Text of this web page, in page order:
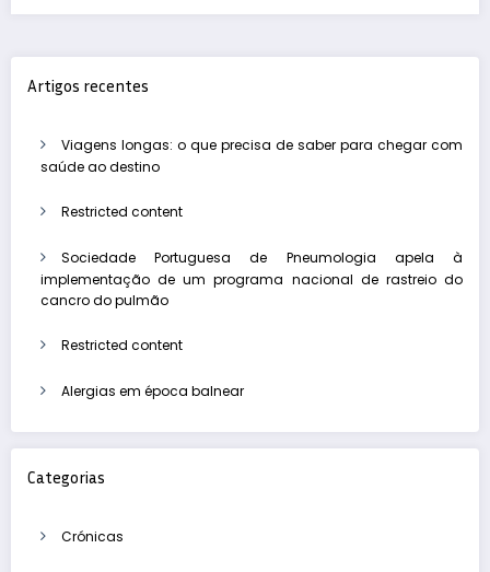
Artigos recentes
Viagens longas: o que precisa de saber para chegar com
saúde ao destino
Restricted content
Sociedade Portuguesa de Pneumologia apela à
implementação de um programa nacional de rastreio do
cancro do pulmão
Restricted content
Alergias em época balnear
Categorias
Crónicas